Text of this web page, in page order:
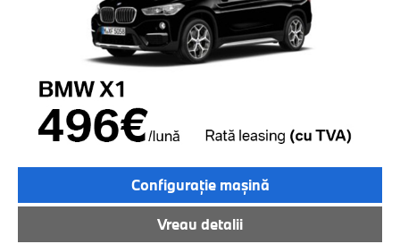
Configuraţie maşină
Vreau detalii